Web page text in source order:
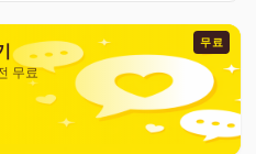
무료
무료